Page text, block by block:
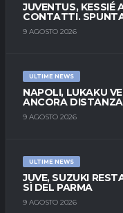
JUVENTUS, KESSIÉ
CONTATTI.
9 AGOSTO 2026
ULTIME NEWS
NAPOLI, LUKAKU
ANCORA DISTANZA
9 AGOSTO 2026
ULTIME NEWS
JUVE, SUZUKI
SÌ DEL PARMA
9 AGOSTO 2026